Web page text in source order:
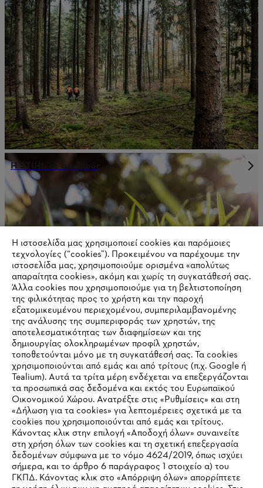
Η STIHL σε αριθμούς
Εταιρική διακυβέρνηση και οργάνωση
Πληροφορίες για τους προμηθευτές
Προϊόντα
Επικοινωνία
Καριέρα
Σύστημα καταγγελιών
Η ιστοσελίδα μας χρησιμοποιεί cookies και παρόμοιες
τεχνολογίες (“cookies”). Προκειμένου να παρέχουμε την
ιστοσελίδα μας, χρησιμοποιούμε ορισμένα «απολύτως
απαραίτητα cookies», ακόμη και χωρίς τη συγκατάθεσή σας.
Άλλα cookies που χρησιμοποιούμε για τη βελτιστοποίηση
της φιλικότητας προς το χρήστη και την παροχή
εξατομικευμένου περιεχομένου, συμπεριλαμβανομένης
της ανάλυσης της συμπεριφοράς των χρηστών, της
αποτελεσματικότητας των διαφημίσεων και της
δημιουργίας ολοκληρωμένων προφίλ χρηστών,
τοποθετούνται μόνο με τη συγκατάθεσή σας. Τα cookies
χρησιμοποιούνται από εμάς και από τρίτους (π.χ. Google ή
Tealium). Αυτά τα τρίτα μέρη ενδέχεται να επεξεργάζονται
τα προσωπικά σας δεδομένα και εκτός του Ευρωπαϊκού
Οικονομικού Χώρου. Ανατρέξτε στις «Ρυθμίσεις» και στη
«Δήλωση για τα cookies» για λεπτομέρειες σχετικά με τα
cookies που χρησιμοποιούνται από εμάς και τρίτους.
Κάνοντας κλικ στην επιλογή «Αποδοχή όλων» συναινείτε
στη χρήση όλων των cookies και τη σχετική επεξεργασία
δεδομένων σύμφωνα με το νόμο 4624/2019, όπως ισχύει
σήμερα, και το άρθρο 6 παράγραφος 1 στοιχείο α) του
ΓΚΠΔ. Κάνοντας κλικ στο «Απόρριψη όλων» απορρίπτετε